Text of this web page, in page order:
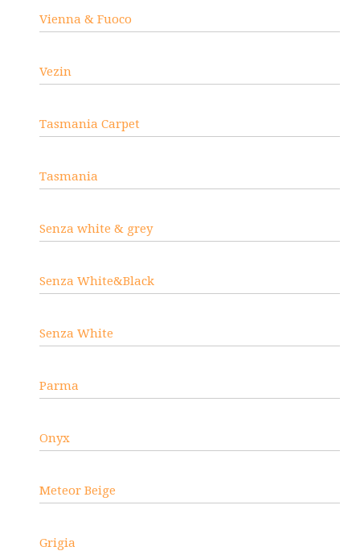
Vienna & Fuoco
Vezin
Tasmania Carpet
Tasmania
Senza white & grey
Senza White&Black
Senza White
Parma
Onyx
Meteor Beige
Grigia